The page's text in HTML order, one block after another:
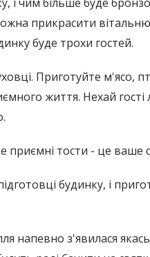
прикрасити
буде трохи гостей.
Приготуйте м'ясо,
життя. Нехай
приємні тости - це ваше
будинку, і
напевно з'явилася